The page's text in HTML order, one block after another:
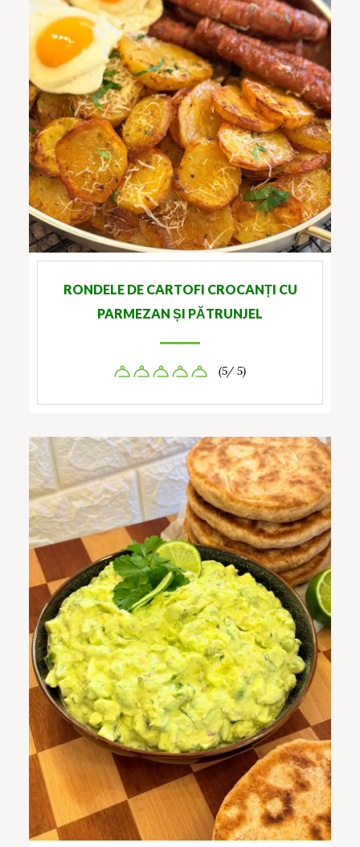
RONDELE DE CARTOFI CROCANȚI CU
PARMEZAN ȘI PĂTRUNJEL
(5/ 5)